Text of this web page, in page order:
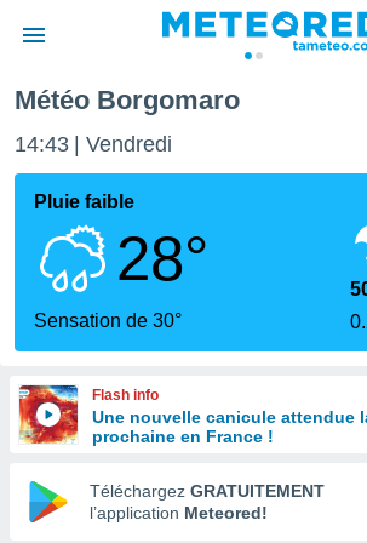
de
par
en
Météo Borgomaro
14:43 Vendredi
Pluie faible
28°
Sensation de 30°
Flash info
Une nouvelle canicule attendue
prochaine en France !
Téléchargez GRATUITEMENT
l’application Meteored!